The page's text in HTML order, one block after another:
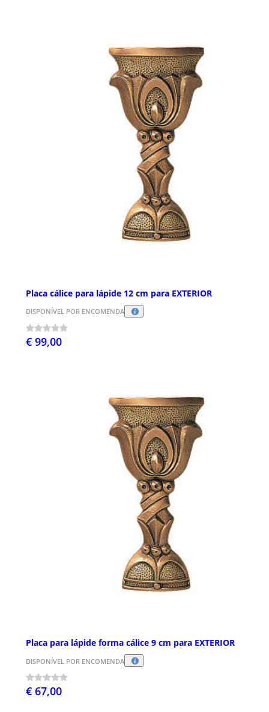
Placa cálice para lápide 12 cm para EXTERIOR
DISPONÍVEL POR ENCOMENDA
€ 99,00
Placa para lápide forma cálice 9 cm para EXTERIOR
DISPONÍVEL POR ENCOMENDA
€ 67,00